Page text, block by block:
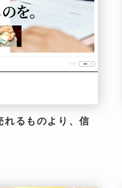
れるものより、信